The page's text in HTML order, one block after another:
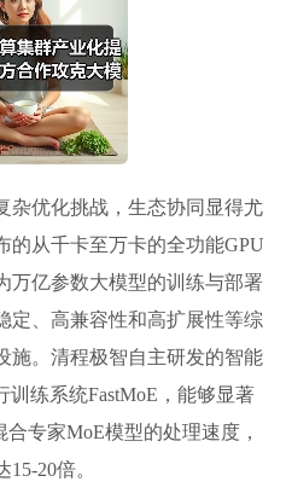
杂优化挑战，生态协同显得尤
的从千卡至万卡的全功能GPU
万亿参数大模型的训练与部署
定、高兼容性和高扩展性等综
施。清程极智自主研发的智能
训练系统FastMoE，能够显著
合专家MoE模型的处理速度，
20倍。